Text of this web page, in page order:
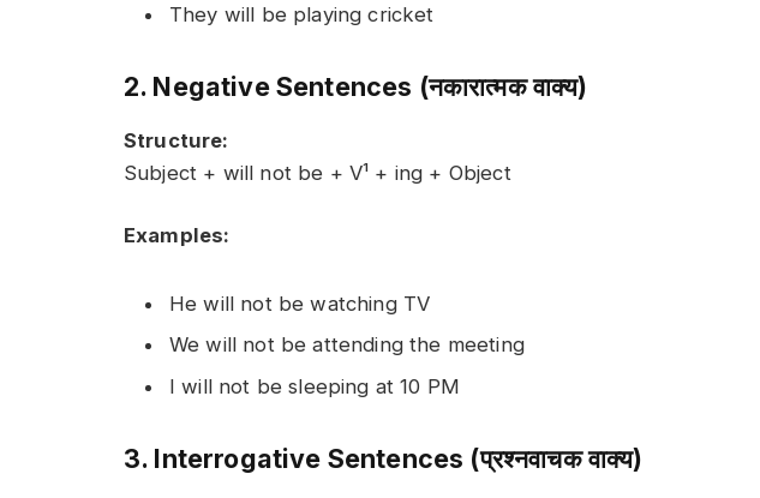
They will be playing cricket
2. Negative Sentences (नकारात्मक वाक्य)
Structure:
Subject + will not be + V¹ + ing + Object
Examples:
He will not be watching TV
We will not be attending the meeting
I will not be sleeping at 10 PM
3. Interrogative Sentences (प्रश्नवाचक वाक्य)